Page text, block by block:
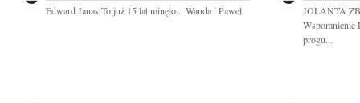
Edward Janas To już 15 lat minęło... Wanda i Paweł
JOLANTA
Wspomnienie
progu...